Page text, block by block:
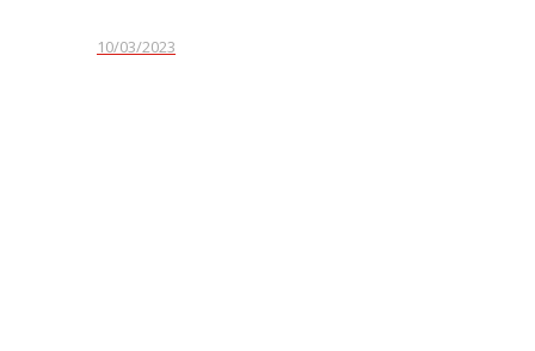
10/03/2023